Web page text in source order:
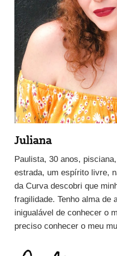
Juliana
Paulista, 30 anos,
estrada, um espírito livre,
da Curva descobri que
fragilidade. Tenho alma de
inigualável de conhecer o
preciso conhecer o meu